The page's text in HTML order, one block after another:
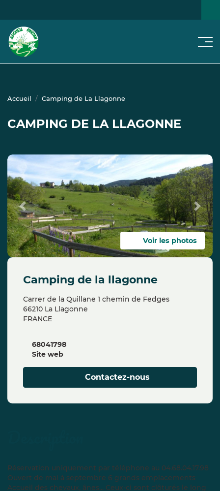
NOS
Accueil Camping de La Llagonne
CAMPING DE LA LLAGONNE
Voir les photos
Previous Next
camping de la llagonne
Carrer de la Quillane 1 chemin de Fedges
66210 La Llagonne
FRANCE
68041798
Site web
Contactez-nous
Réservation uniquement par téléphone au 04.68.04.17.98
Ouvert de mai à septembre 6 grands emplacements
Accueil des chevaux, ânes... Ceux-ci sont clôturés le long